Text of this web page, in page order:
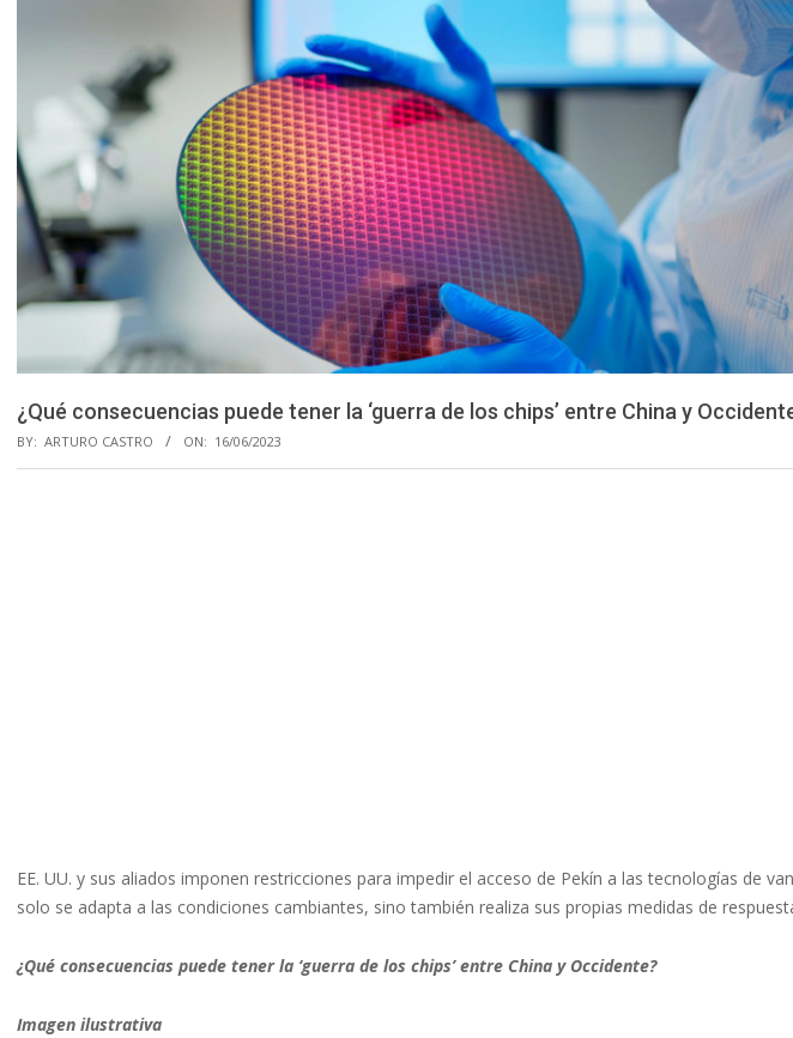
¿Qué consecuencias puede tener la ‘guerra de los chips’ entre China y
BY: ARTURO CASTRO ON: 16/06/2023
EE. UU. y sus aliados imponen restricciones para impedir el acceso de Pekín a las tecnologías de
solo se adapta a las condiciones cambiantes, sino también realiza sus propias medidas de
¿Qué consecuencias puede tener la ‘guerra de los chips’ entre China y Occidente?
Imagen ilustrativa